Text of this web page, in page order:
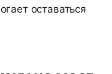
оставаться